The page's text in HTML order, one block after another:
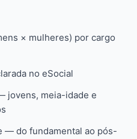
× mulheres) por cargo
no eSocial
jovens, meia-idade e
— do fundamental ao pós-